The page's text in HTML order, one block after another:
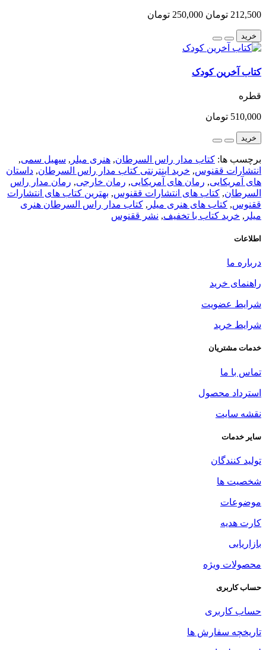
212,500 تومان 250,000 تومان
خرید
کتاب آخرین کودک
قطره
510,000 تومان
خرید
برچسب ها: کتاب مدار راس السرطان, هنری میلر , سهیل سمی,
انتشارات ققنوس, خرید اینترنتی کتاب مدار راس السرطان, داستان
های آمریکایی, رمان های آمریکایی, رمان خارجی, رمان مدار راس
السرطان, کتاب های انتشارات ققنوس, بهترین کتاب های انتشارات
ققنوس, کتاب های هنری میلر , کتاب مدار راس السرطان هنری
میلر , خرید کتاب با تخفیف, نشر ققنوس
اطلاعات
درباره ما
راهنمای خرید
شرایط عضویت
شرایط خرید
خدمات مشتریان
تماس با ما
استرداد محصول
نقشه سایت
سایر خدمات
تولید کنندگان
شخصیت ها
موضوعات
کارت هدیه
بازاریابی
محصولات ویژه
حساب کاربری
حساب کاربری
تاریخچه سفارش ها